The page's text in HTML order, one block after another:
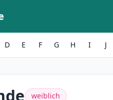
D E F G H I J
weiblich